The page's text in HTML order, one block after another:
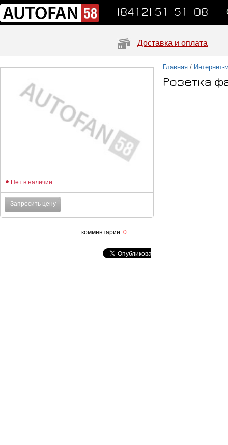
(8412) 51-51-08
Доставка и оплата
Главная / Интернет-
Розетка
Нет в наличии
Запросить цену
комментарии: 0